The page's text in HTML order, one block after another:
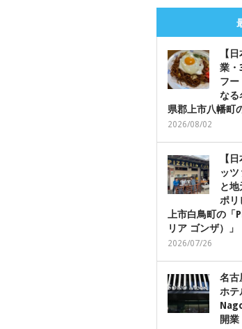
【
業・
フー
なる
県郡上市八幡町
2026/08/02
【
ッ
と
ポ
上市白鳥町の
リア ゴンザ）」
2026/07/26
名古
ホテ
開業